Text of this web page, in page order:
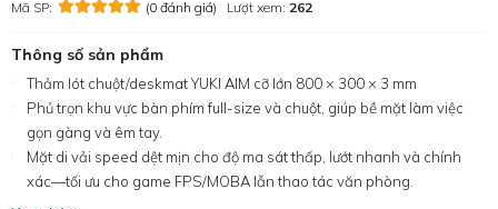
Mã SP: (0 đánh giá) Lượt xem: 262
Thông số sản phẩm
Thảm lót chuột/deskmat YUKI AIM cỡ lớn 800 × 300 × 3 mm
Phủ trọn khu vực bàn phím full-size và chuột, giúp bề mặt làm việc
gọn gàng và êm tay.
Mặt di vải speed dệt mịn cho độ ma sát thấp, lướt nhanh và chính
xác—tối ưu cho game FPS/MOBA lẫn thao tác văn phòng.